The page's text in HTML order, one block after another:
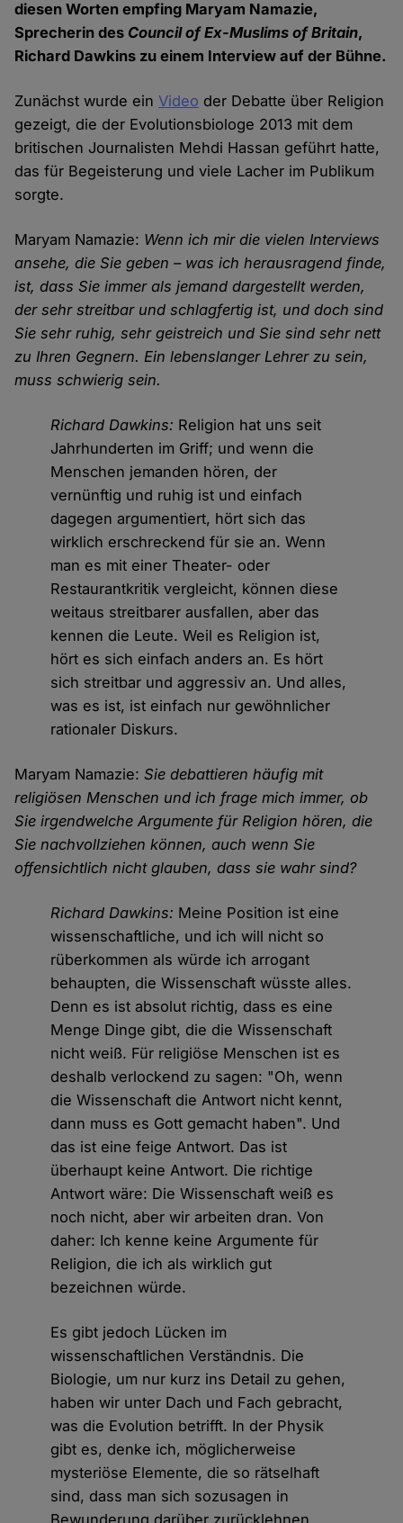
diesen Worten empfing Maryam Namazie,
Sprecherin des Council of Ex-Muslims of Britain,
Richard Dawkins zu einem Interview auf der Bühne.
Zunächst wurde einVideo der Debatte über Religion
gezeigt, die der Evolutionsbiologe 2013 mit dem
britischen Journalisten Mehdi Hassan geführt hatte,
das für Begeisterung und viele Lacher im Publikum
sorgte.
Maryam Namazie: Wenn ich mir die vielen Interviews
ansehe, die Sie geben – was ich herausragend finde,
ist, dass Sie immer als jemand dargestellt werden,
der sehr streitbar und schlagfertig ist, und doch sind
Sie sehr ruhig, sehr geistreich und Sie sind sehr nett
zu Ihren Gegnern. Ein lebenslanger Lehrer zu sein,
muss schwierig sein.
Richard Dawkins: Religion hat uns seit
Jahrhunderten im Griff; und wenn die
Menschen jemanden hören, der
vernünftig und ruhig ist und einfach
dagegen argumentiert, hört sich das
wirklich erschreckend für sie an. Wenn
man es mit einer Theater- oder
Restaurantkritik vergleicht, können diese
weitaus streitbarer ausfallen, aber das
kennen die Leute. Weil es Religion ist,
hört es sich einfach anders an. Es hört
sich streitbar und aggressiv an. Und alles,
was es ist, ist einfach nur gewöhnlicher
rationaler Diskurs.
Maryam Namazie:Sie debattieren häufig mit
religiösen Menschen und ich frage mich immer, ob
Sie irgendwelche Argumente für Religion hören, die
Sie nachvollziehen können, auch wenn Sie
offensichtlich nicht glauben, dass sie wahr sind?
Richard Dawkins: Meine Position ist eine
wissenschaftliche, und ich will nicht so
rüberkommen als würde ich arrogant
behaupten, die Wissenschaft wüsste alles.
Denn es ist absolut richtig, dass es eine
Menge Dinge gibt, die die Wissenschaft
nicht weiß. Für religiöse Menschen ist es
deshalb verlockend zu sagen: "Oh, wenn
die Wissenschaft die Antwort nicht kennt,
dann muss es Gott gemacht haben". Und
das ist eine feige Antwort. Das ist
überhaupt keine Antwort. Die richtige
Antwort wäre: Die Wissenschaft weiß es
noch nicht, aber wir arbeiten dran. Von
daher: Ich kenne keine Argumente für
Religion, die ich als wirklich gut
bezeichnen würde.
Es gibt jedoch Lücken im
wissenschaftlichen Verständnis. Die
Biologie, um nur kurz ins Detail zu gehen,
haben wir unter Dach und Fach gebracht,
was die Evolution betrifft. In der Physik
gibt es, denke ich, möglicherweise
mysteriöse Elemente, die so rätselhaft
sind, dass man sich sozusagen in